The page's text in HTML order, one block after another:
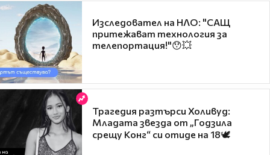
Изследовател на НЛО: "САЩ
притежават технология за
телепортация!"😯💥
Трагедия разтърси Холивуд:
Младата звезда от „Годзила
срещу Конг“ си отиде на 18🕊️